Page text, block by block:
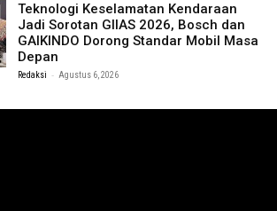
Teknologi Keselamatan Kendaraan
Jadi Sorotan GIIAS 2026, Bosch dan
GAIKINDO Dorong Standar Mobil Masa
Depan
Redaksi - Agustus 6, 2026